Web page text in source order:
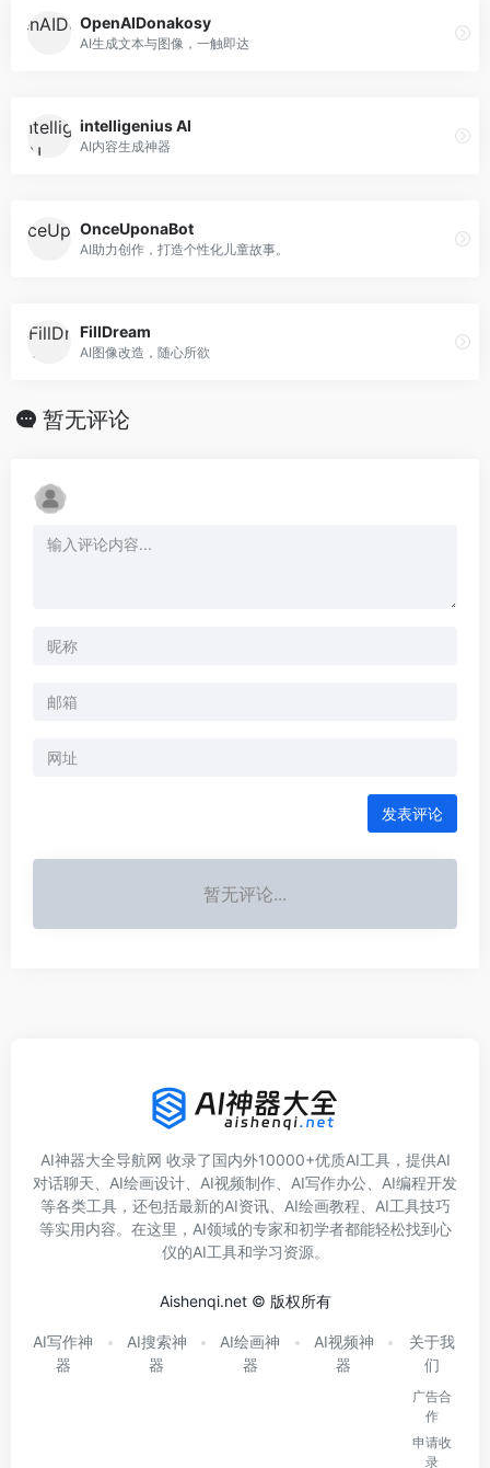
OpenAIDonakosy
AI生成文本与图像，一触即达
intelligenius AI
AI内容生成神器
OnceUponaBot
AI助力创作，打造个性化儿童故事。
FillDream
AI图像改造，随心所欲
暂无评论
发表评论
暂无评论...
AI神器大全导航网 收录了国内外10000+优质AI工具，提供AI
对话聊天、AI绘画设计、AI视频制作、AI写作办公、AI编程开发
等各类工具，还包括最新的AI资讯、AI绘画教程、AI工具技巧
等实用内容。在这里，AI领域的专家和初学者都能轻松找到心
仪的AI工具和学习资源。
Aishenqi.net © 版权所有
AI写作神
器
AI搜索神
器
AI绘画神
器
AI视频神
器
关于我
们
广告合
作
申请收
录